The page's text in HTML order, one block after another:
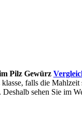
Pilz Gewürz
falls die
sehen Sie im